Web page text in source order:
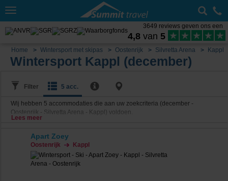
Toggle
3649 reviews geven ons een
4,8 van 5
Home Wintersport met skipas Oostenrijk Silvretta Arena Kappl
Wintersport Kappl (december)
Filter 5 acc.
Wij hebben 5 accommodaties die aan uw zoekcriteria (december -
Oostenrijk - Silvretta Arena - Kappl) voldoen.
Lees meer
Apart Zoey
Oostenrijk Kappl